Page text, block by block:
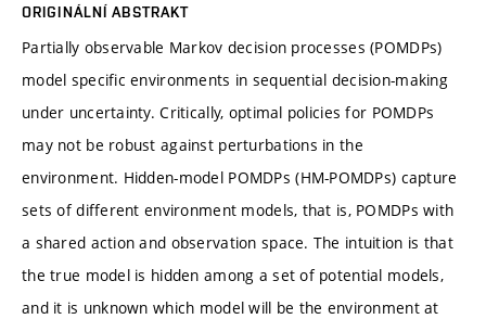
ORIGINÁLNÍ ABSTRAKT
Partially observable Markov decision processes (POMDPs)
model specific environments in sequential decision-making
under uncertainty. Critically, optimal policies for POMDPs
may not be robust against perturbations in the
environment. Hidden-model POMDPs (HM-POMDPs) capture
sets of different environment models, that is, POMDPs with
a shared action and observation space. The intuition is that
the true model is hidden among a set of potential models,
and it is unknown which model will be the environment at